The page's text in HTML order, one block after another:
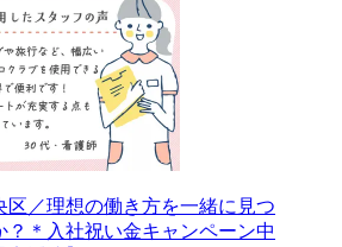
区／理想の働き方を一緒に見つ
？＊入社祝い金キャンペーン中